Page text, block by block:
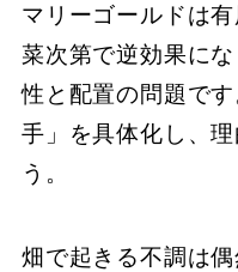
マリーゴールドは
菜次第で逆効果に
性と配置の問題で
手」を具体化し、
う。
畑で起きる不調は